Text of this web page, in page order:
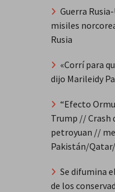
Guerra
misiles
Rusia
«Corrí para
dijo Marileidy
“Efecto
Trump // Crash
petroyuan //
Pakistán/
Se difumina
de los